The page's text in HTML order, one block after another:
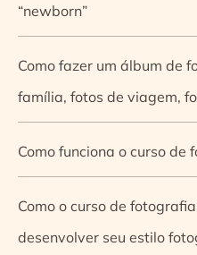
“newborn”
Como fazer um álbum de
família, fotos de viagem,
Como funciona o curso de
Como o curso de
desenvolver seu estilo